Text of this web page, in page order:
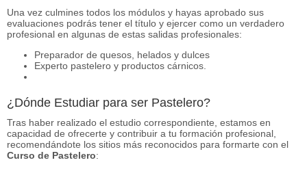
Una vez culmines todos los módulos y hayas aprobado sus
evaluaciones podrás tener el título y ejercer como un verdadero
profesional en algunas de estas salidas profesionales:
Preparador de quesos, helados y dulces
Experto pastelero y productos cárnicos.
¿Dónde Estudiar para ser Pastelero?
Tras haber realizado el estudio correspondiente, estamos en
capacidad de ofrecerte y contribuir a tu formación profesional,
recomendándote los sitios más reconocidos para formarte con el
Curso de Pastelero: